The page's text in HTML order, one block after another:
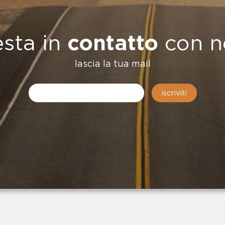
...decisero
messaggio,
l'impegno
sacrificio
Giuseppe
non
dimenticati
in contatto con
lascia la tua mail
iscriviti